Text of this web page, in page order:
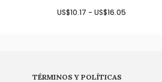
US$10.17 - US$16.05
TÉRMINOS Y POLÍTICAS